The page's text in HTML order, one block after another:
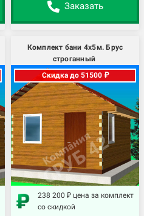
Заказать
Комплект бани 4х5м. Брус
строганный
Скидка до 51500 ₽
238 200 ₽ цена за комплект
со скидкой